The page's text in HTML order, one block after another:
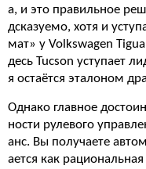
а, и это правильное
дсказуемо, хотя и
мат» у Volkswagen
десь Tucson уступает
я остаётся эталоном
Однако главное
ности рулевого
анс. Вы получаете
ается как